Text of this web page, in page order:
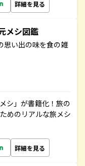
詳細を見る
メシ図鑑
思い出の味を食の雑
シ」が書籍化！旅の
めのリアルな旅メシ
詳細を見る